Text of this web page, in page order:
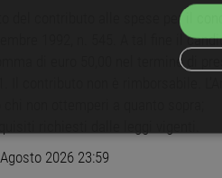
del contributo alle spese per il
1992, n. 545. A tal fine il
di euro 50,00 nel termine di
contributo non è rimborsabile.
non ottemperi a quanto sopra;
richiesti dalle leggi vigenti.
2026 23:59